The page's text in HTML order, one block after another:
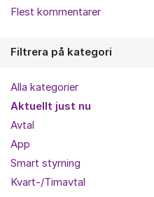
Flest kommentarer
Filtrera på kategori
Alla kategorier
Aktuellt just nu
Avtal
App
Smart styrning
Kvart-/Timavtal